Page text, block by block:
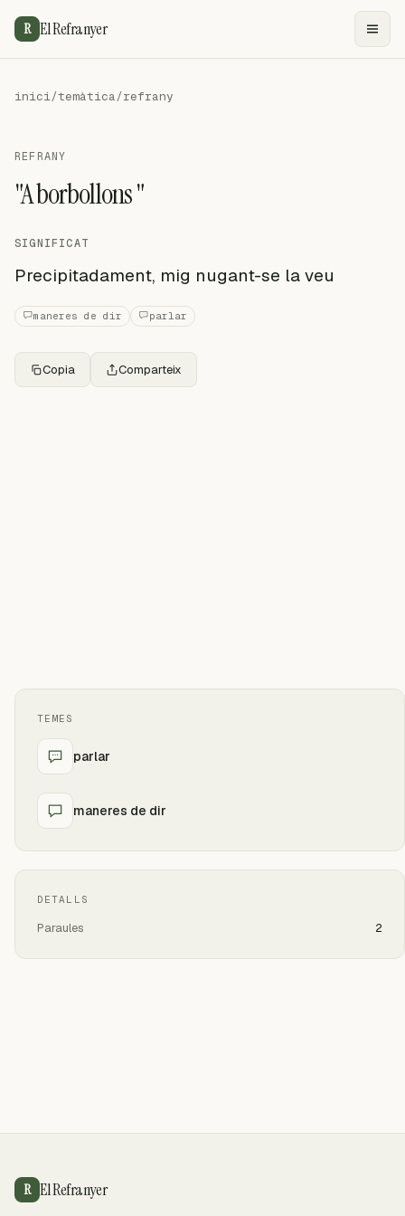
R El Refranyer
inici/temàtica/refrany
REFRANY
"A borbollons "
SIGNIFICAT
Precipitadament, mig nugant-se la veu
maneres de dir parlar
Copia Comparteix
TEMES
parlar
maneres de dir
DETALLS
Paraules 2
R El Refranyer